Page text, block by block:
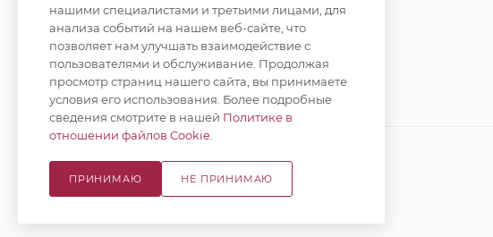
Уход за полостью рта
Окрашивание волос
© 2026 Русская Косметика. Все права защищены
нашими специалистами и третьими лицами, для
анализа событий на нашем веб-сайте, что
позволяет нам улучшать взаимодействие с
пользователями и обслуживание. Продолжая
просмотр страниц нашего сайта, вы принимаете
условия его использования. Более подробные
сведения смотрите в нашей Политике в
отношении файлов Cookie
ПРИНИМАЮ НЕ ПРИНИМАЮ